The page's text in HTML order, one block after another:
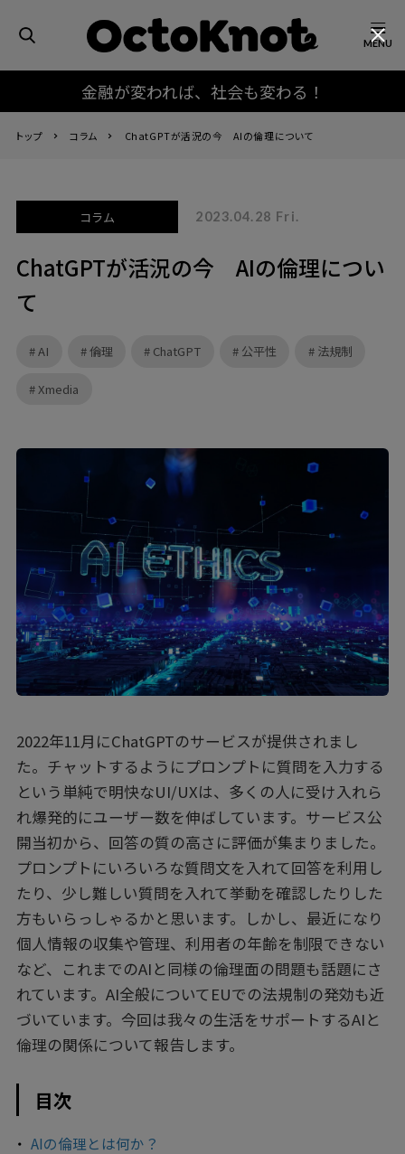
金融が変われば、社会も変わる！
MENU
トップ コラム ChatGPTが活況の今 AIの倫理について
コラム 2023.04.28 Fri.
ChatGPTが活況の今 AIの倫理につい
て
AI 倫理 ChatGPT 公平性 法規制
Xmedia
2022年11月にChatGPTのサービスが提供されまし
た。チャットするようにプロンプトに質問を入力する
という単純で明快なUI/UXは、多くの人に受け入れら
れ爆発的にユーザー数を伸ばしています。サービス公
開当初から、回答の質の高さに評価が集まりました。
プロンプトにいろいろな質問文を入れて回答を利用し
たり、少し難しい質問を入れて挙動を確認したりした
方もいらっしゃるかと思います。しかし、最近になり
個人情報の収集や管理、利用者の年齢を制限できない
など、これまでのAIと同様の倫理面の問題も話題にさ
れています。AI全般についてEUでの法規制の発効も近
づいています。今回は我々の生活をサポートするAIと
倫理の関係について報告します。
目次
AIの倫理とは何か？